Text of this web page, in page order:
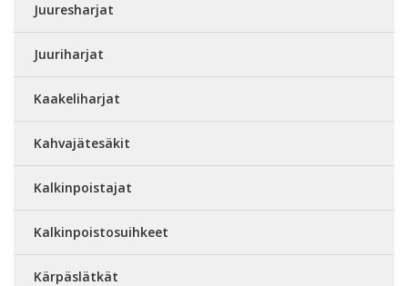
Juuresharjat
Juuriharjat
Kaakeliharjat
Kahvajätesäkit
Kalkinpoistajat
Kalkinpoistosuihkeet
Kärpäslätkät